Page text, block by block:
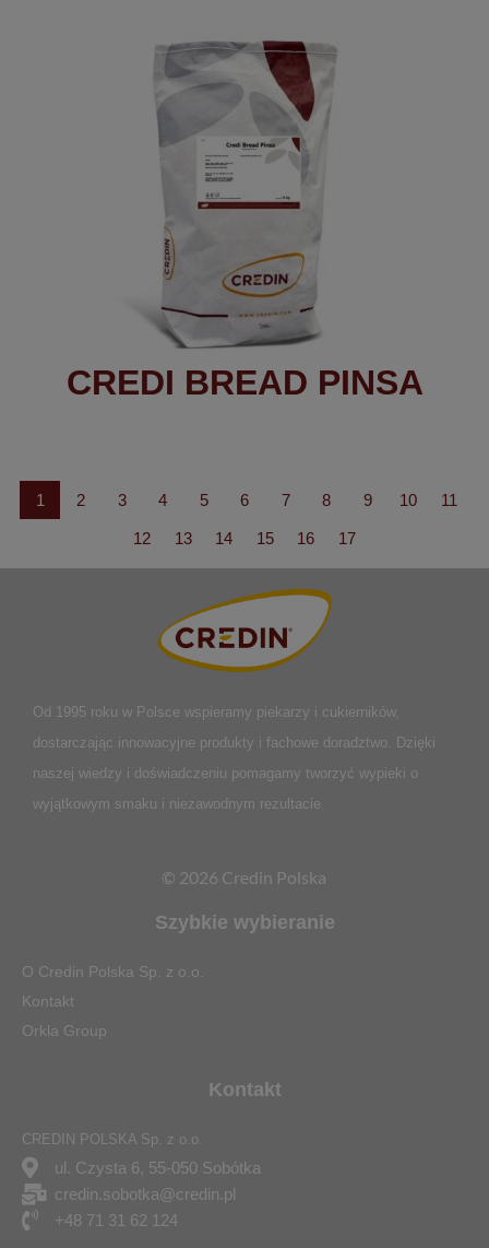
CREDI BREAD PINSA
1 2 3 4 5 6 7 8 9 10 11
12 13 14 15 16 17
Od 1995 roku w Polsce wspieramy piekarzy i cukierników,
dostarczając innowacyjne produkty i fachowe doradztwo. Dzięki
naszej wiedzy i doświadczeniu pomagamy tworzyć wypieki o
wyjątkowym smaku i niezawodnym rezultacie.
© 2026 Credin Polska
Szybkie wybieranie
O Credin Polska Sp. z o.o.
Kontakt
Orkla Group
Kontakt
CREDIN POLSKA Sp. z o.o.
ul. Czysta 6, 55-050 Sobótka
credin.sobotka@credin.pl
+48 71 31 62 124